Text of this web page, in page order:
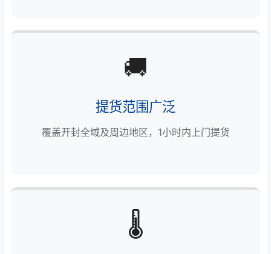
🚚
提货范围广泛
覆盖开封全域及周边地区，1小时内上门提货
🌡️